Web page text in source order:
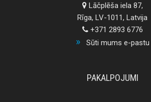
Lāčplēša iela 87,
Rīga, LV-1011, Latvija
+371 2893 6776
Sūti mums e-pastu
PAKALPOJUMI